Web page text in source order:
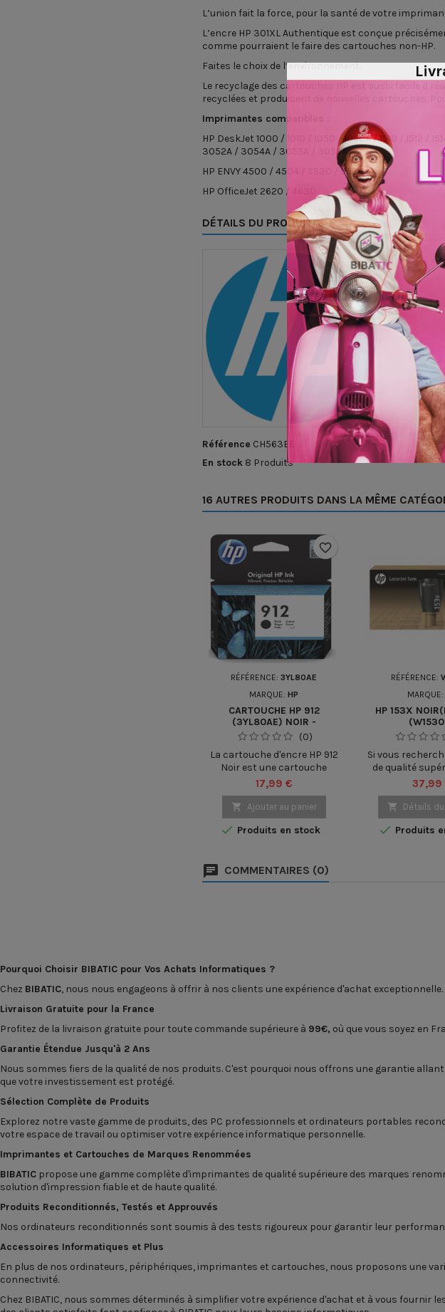
L’union fait la force, pour la santé de votre
L’encre HP 301XL Authentique est conçue
comme pourraient le faire des cartouches non-HP.
Faites le choix de l’environnement.
Le recyclage des cartouches HP est aussi facile à
recyclées et produisent de nouvelles cartouches.
Imprimantes compatibles :
HP DeskJet 1000 / 1010 / 1050 / 1050A / 1510 /
3052A / 3054A / 3055A / 3059A
HP ENVY 4500 / 4504 / 5530 / 5536
HP OfficeJet 2620 / 4630
DÉTAILS DU PRODUIT
Référence CH563EE
En stock 8 Produits
16 AUTRES PRODUITS DANS LA MÊME
RÉFÉRENCE:3YL80AE
MARQUE:HP
CARTOUCHE HP 912
(3YL80AE) NOIR -
CARTOUCHE D'ENCRE DE
MARQUE HP
(0)
La cartouche d'encre HP 912
Noir est une cartouche
d'encre authentique conçue
pour fournir des
impressions de qualité
professionnelle. Cette
cartouche noire est conçue
Pro 8020, 8022, 8023,
8024, 8025, 8026, 8028,
Prix
17,99 €
 Ajouter au panier
 Produits en stock
favorite_border
RÉFÉRENCE:
HP 153X
Si vous
de qualité
votre
toner HP
(W1530X) est le
Ce toner
impressions
une capacité
Prix
37,99
 Détails
 Produits
COMMENTAIRES (0)
Pourquoi Choisir BIBATIC pour Vos Achats Informatiques ?
Chez BIBATIC, nous nous engageons à offrir à nos clients une expérience d'achat
Livraison Gratuite pour la France
Profitez de la livraison gratuite pour toute commande supérieure à 99€, où que vous soyez en
Garantie Étendue Jusqu'à 2 Ans
Nous sommes fiers de la qualité de nos produits. C'est pourquoi nous offrons une garantie
que votre investissement est protégé.
Sélection Complète de Produits
Explorez notre vaste gamme de produits, des PC professionnels et ordinateurs portables
votre espace de travail ou optimiser votre expérience informatique personnelle.
Imprimantes et Cartouches de Marques Renommées
BIBATIC propose une gamme complète d'imprimantes de qualité supérieure des marques
solution d'impression fiable et de haute qualité.
Produits Reconditionnés, Testés et Approuvés
Nos ordinateurs reconditionnés sont soumis à des tests rigoureux pour garantir leur
Accessoires Informatiques et Plus
En plus de nos ordinateurs, périphériques, imprimantes et cartouches, nous proposons une
connectivité.
Chez BIBATIC, nous sommes déterminés à simplifier votre expérience d'achat et à vous fournir